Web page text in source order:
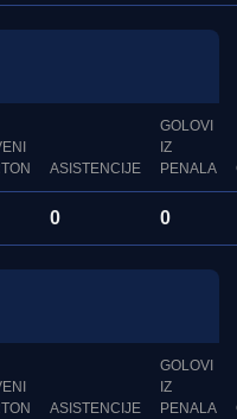
ASISTENCIJE
GOLOVI
IZ
PENALA
0 0
ASISTENCIJE
GOLOVI
IZ
PENALA